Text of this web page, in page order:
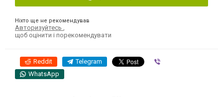
Ніхто ще не рекомендував
Авторизуйтесь
щоб оцінити і порекомендувати
Reddit Telegram
WhatsApp